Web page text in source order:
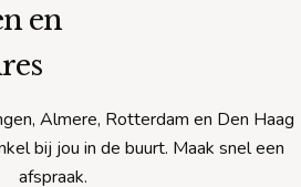
en
Almere, Rotterdam en Den Haag
bij jou in de buurt. Maak snel een
afspraak.